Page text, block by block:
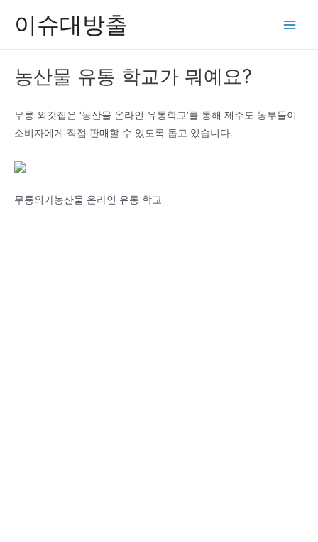
이슈대방출
농산물 유통 학교가 뭐예요?
무릉 외갓집은 ‘농산물 온라인 유통학교’를 통해 제주도 농부들이
소비자에게 직접 판매할 수 있도록 돕고 있습니다.
무릉외가농산물 온라인 유통 학교